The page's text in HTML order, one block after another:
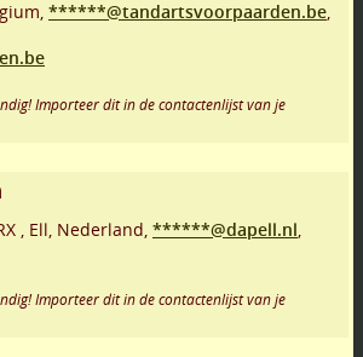
******@tandartsvoorpaarden.be
Importeer dit in de contactenlijst van je
Ell Nederland, ******@dapell.nl
Importeer dit in de contactenlijst van je